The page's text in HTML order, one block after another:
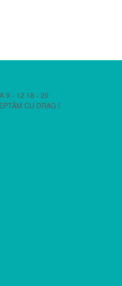
9 - 12 18 - 20
CU DRAG !